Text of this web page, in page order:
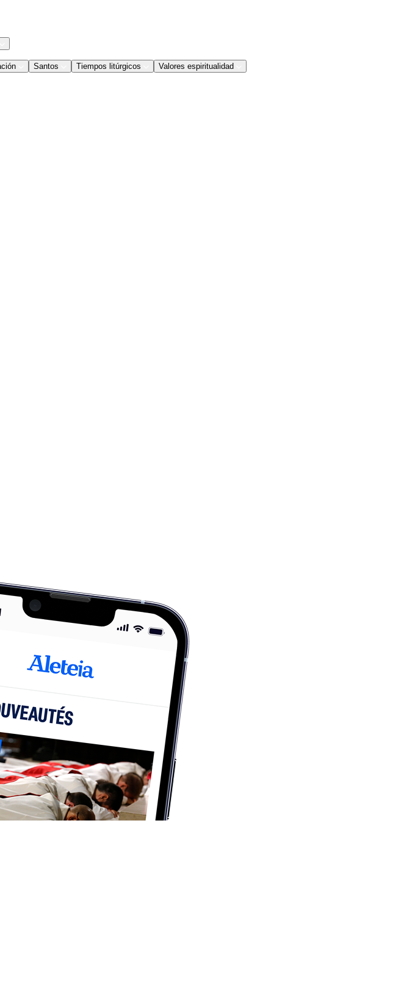
Santos Tiempos litúrgicos Valores espiritualidad